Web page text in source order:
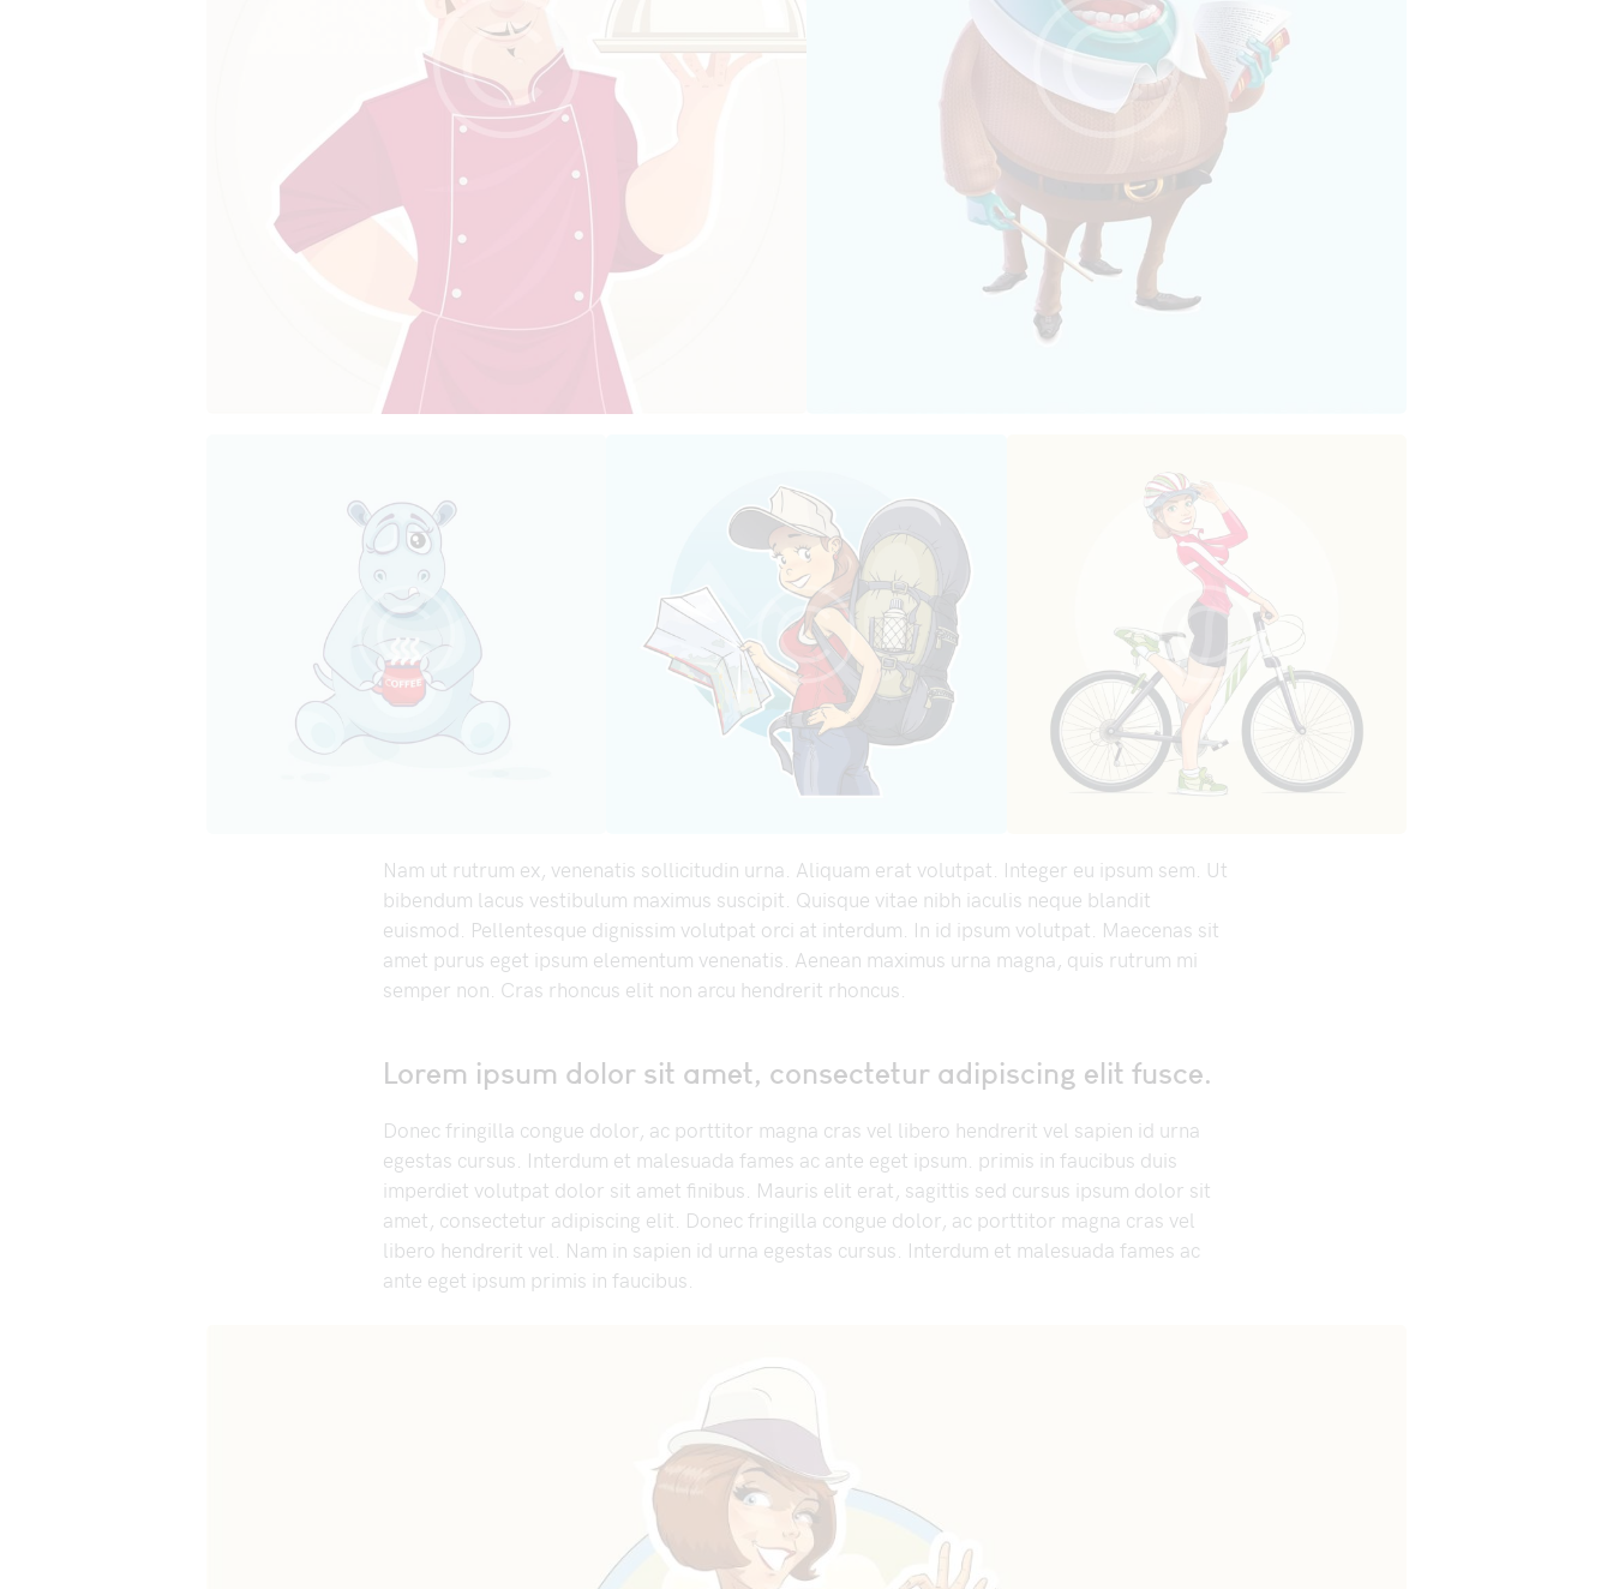
Nam ut rutrum ex, venenatis sollicitudin urna. Aliquam erat volutpat. Integer eu ipsum sem. Ut
bibendum lacus vestibulum maximus suscipit. Quisque vitae nibh iaculis neque blandit
euismod. Pellentesque dignissim volutpat orci at interdum. In id ipsum volutpat. Maecenas sit
amet purus eget ipsum elementum venenatis. Aenean maximus urna magna, quis rutrum mi
semper non. Cras rhoncus elit non arcu hendrerit rhoncus.
Lorem ipsum dolor sit amet, consectetur adipiscing elit fusce.
Donec fringilla congue dolor, ac porttitor magna cras vel libero hendrerit vel sapien id urna
egestas cursus. Interdum et malesuada fames ac ante eget ipsum. primis in faucibus duis
imperdiet volutpat dolor sit amet finibus. Mauris elit erat, sagittis sed cursus ipsum dolor sit
amet, consectetur adipiscing elit. Donec fringilla congue dolor, ac porttitor magna cras vel
libero hendrerit vel. Nam in sapien id urna egestas cursus. Interdum et malesuada fames ac
ante eget ipsum primis in faucibus.